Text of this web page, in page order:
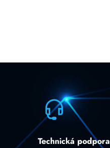
Technická podpora